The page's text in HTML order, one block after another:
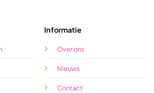
Informatie
Over ons
Nieuws
Contact